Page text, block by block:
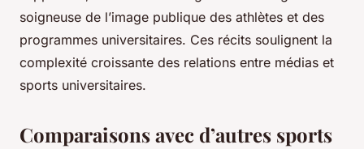
soigneuse de l’image publique des athlètes et des
programmes universitaires. Ces récits soulignent la
complexité croissante des relations entre médias et
sports universitaires.
Comparaisons avec d’autres sports